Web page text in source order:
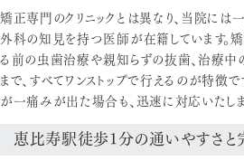
矯正専門のクリニックとは異なり、当院には
外科の知見を持つ医師が在籍しています。
る前の虫歯治療や親知らずの抜歯、治療中
まで、すべてワンストップで行えるのが特徴
が一痛みが出た場合も、迅速に対応いたしま
恵比寿駅徒歩1分の通いやすさと